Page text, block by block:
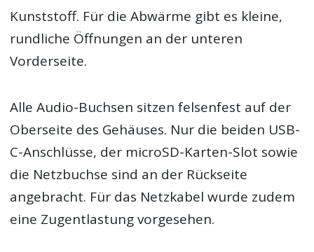
Kunststoff. Für die Abwärme gibt es kleine,
rundliche Öffnungen an der unteren
Vorderseite.
Alle Audio-Buchsen sitzen felsenfest auf der
Oberseite des Gehäuses. Nur die beiden USB-
C-Anschlüsse, der microSD-Karten-Slot sowie
die Netzbuchse sind an der Rückseite
angebracht. Für das Netzkabel wurde zudem
eine Zugentlastung vorgesehen.